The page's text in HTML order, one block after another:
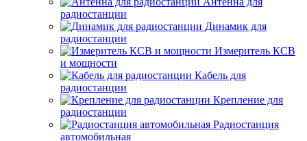
радиостанции
Динамик для
радиостанции
Измеритель КСВ
и мощности
Кабель для
радиостанции
Крепление для
радиостанции
Радиостанция
автомобильная